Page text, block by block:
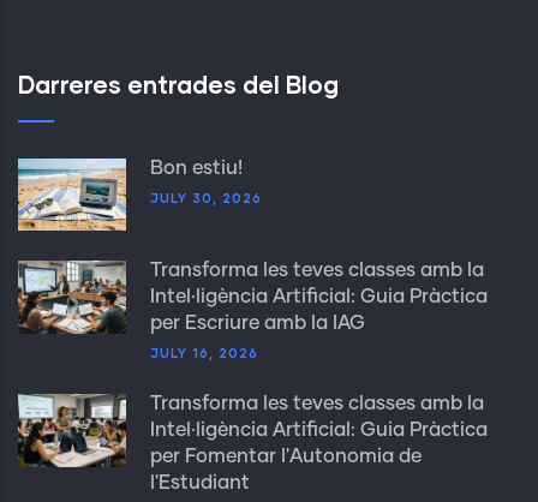
Darreres entrades del Blog
Bon estiu!
JULY 30, 2026
Transforma les teves classes amb la
Intel·ligència Artificial: Guia Pràctica
per Escriure amb la IAG
JULY 16, 2026
Transforma les teves classes amb la
Intel·ligència Artificial: Guia Pràctica
per Fomentar l'Autonomia de
l'Estudiant